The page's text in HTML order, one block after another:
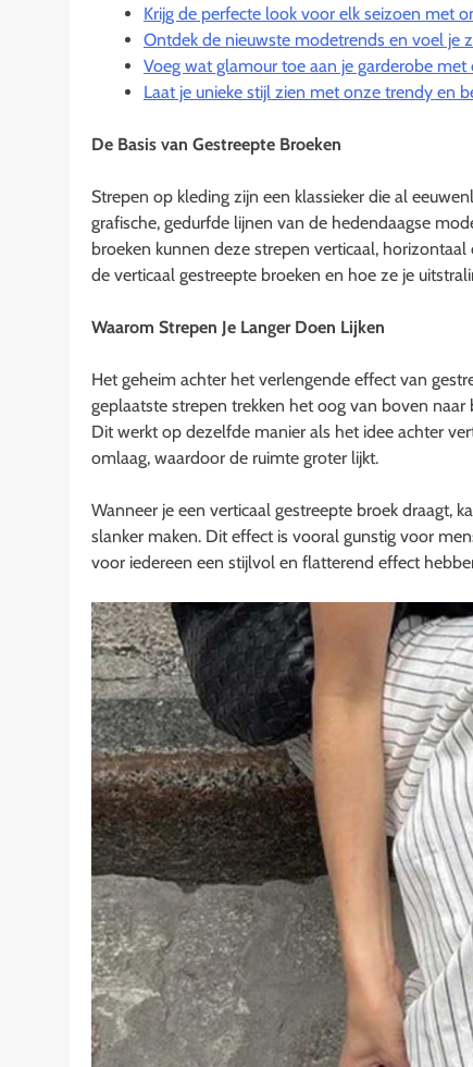
Krijg de perfecte look voor elk seizoen met
Ontdek de nieuwste modetrends en voel je
Voeg wat glamour toe aan je garderobe
Laat je unieke stijl zien met onze trendy en
De Basis van Gestreepte Broeken
Strepen op kleding zijn een klassieker die al
grafische, gedurfde lijnen van de hedendaagse
broeken kunnen deze strepen verticaal,
de verticaal gestreepte broeken en hoe ze je
Waarom Strepen Je Langer Doen Lijken
Het geheim achter het verlengende effect van
geplaatste strepen trekken het oog van boven
Dit werkt op dezelfde manier als het idee achter
omlaag, waardoor de ruimte groter lijkt.
Wanneer je een verticaal gestreepte broek draagt,
slanker maken. Dit effect is vooral gunstig voor
voor iedereen een stijlvol en flatterend effect